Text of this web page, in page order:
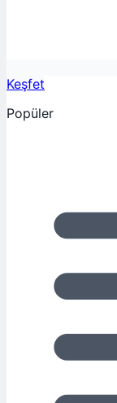
Keşfet
Popüler